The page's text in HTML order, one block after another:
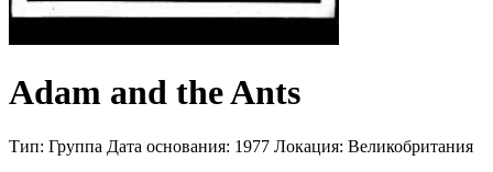
Adam and the Ants
Тип: Группа Дата основания: 1977 Локация: Великобритания